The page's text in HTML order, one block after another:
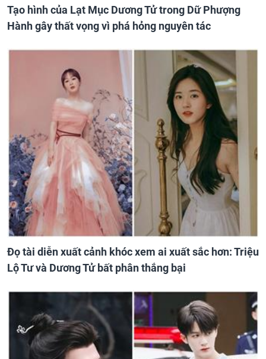
Tạo hình của Lạt Mục Dương Tử trong Dữ Phượng
Hành gây thất vọng vì phá hỏng nguyên tác
Đọ tài diễn xuất cảnh khóc xem ai xuất sắc hơn: Triệu
Lộ Tư và Dương Tử bất phân thắng bại